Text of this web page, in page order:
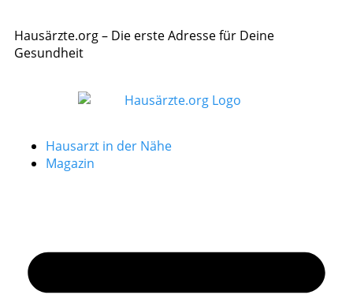
Hausärzte.org – Die erste Adresse für Deine
Gesundheit
Hausarzt in der Nähe
Magazin